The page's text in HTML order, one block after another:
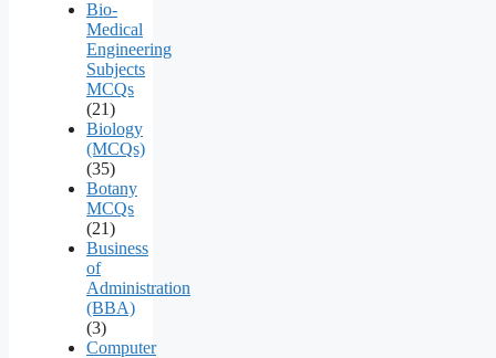
Bio-
Medical
Engineering
Subjects
MCQs
(21)
Biology
(MCQs)
(35)
Botany
MCQs
(21)
Business
of
Administration
(BBA)
(3)
Computer